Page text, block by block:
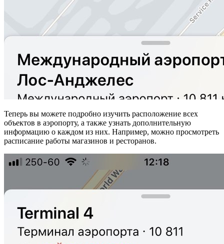
Теперь вы можете подробно изучить расположение всех
объектов в аэропорту, а также узнать дополнительную
информацию о каждом из них. Например, можно просмотреть
расписание работы магазинов и ресторанов.